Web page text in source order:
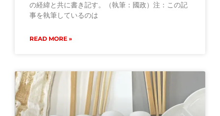
の経緯と共に書き記す。（執筆：國政）注：この記
事を執筆しているのは
READ MORE »